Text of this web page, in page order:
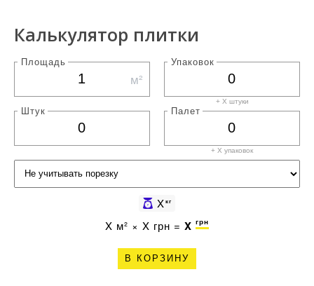
Калькулятор плитки
Площадь
м²
Упаковок
+ X штуки
Штук Палет
+ X упаковок
Xкг
X м² × X грн = X грн
В КОРЗИНУ